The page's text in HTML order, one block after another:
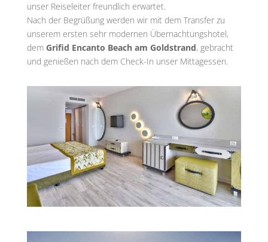
unser Reiseleiter freundlich erwartet.
Nach der Begrüßung werden wir mit dem Transfer zu
unserem ersten sehr modernen Übernachtungshotel,
demGrifid Encanto Beach am Goldstrand, gebracht
und genießen nach dem Check-In unser Mittagessen.